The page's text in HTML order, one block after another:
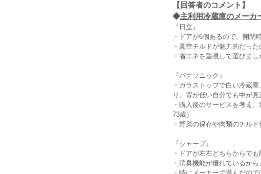
【回答者のコメント】
◆主利用冷蔵庫のメーカ
『日立』
・ドアが6個あるので、開閉
・真空チルドが魅力的だっ
・省エネを重視して選びま
『パナソニック』
・ガラストップで白い冷蔵
り、背が低い自分でも中が
・購入後のサービスを考え
73歳）
・野菜の保存や肉類のチル
『シャープ』
・ドアが左右どちらからで
・消臭機能が優れているか